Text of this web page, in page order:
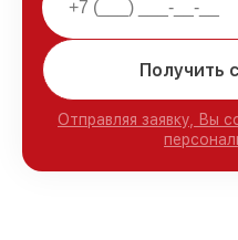
Получить
Отправляя заявку, Вы